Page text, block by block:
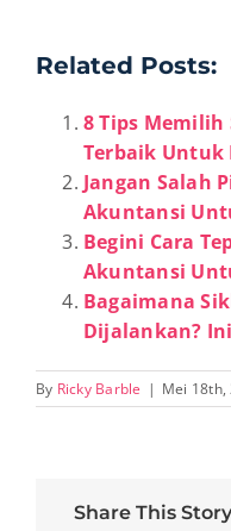
Related Posts:
8 Tips
Terbaik Untuk
Jangan Salah
Akuntansi
Begini Cara
Akuntansi
Bagaimana
Dijalankan?
By Ricky Barble | Mei 18th,
Share This